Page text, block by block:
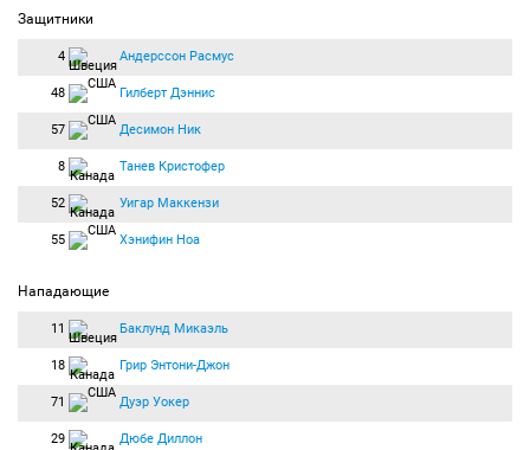
Защитники
4 Андерссон Расмус
48 Гилберт Дэннис
57 Десимон Ник
8 Танев Кристофер
52 Уигар Маккензи
55 Хэнифин Ноа
Нападающие
11 Баклунд Микаэль
18 Грир Энтони-Джон
71 Дуэр Уокер
29 Дюбе Диллон